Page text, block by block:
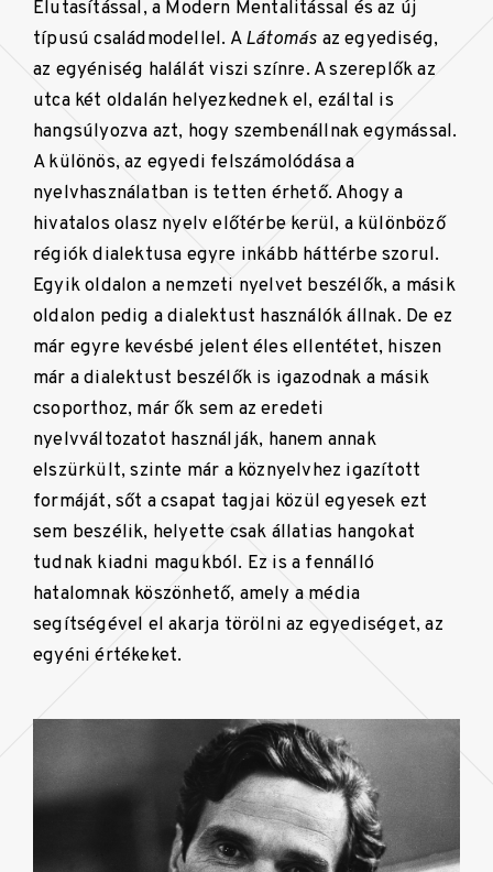
Elutasítással, a Modern Mentalitással és az új
típusú családmodellel. ALátomás az egyediség,
az egyéniség halálát viszi színre. A szereplők az
utca két oldalán helyezkednek el, ezáltal is
hangsúlyozva azt, hogy szembenállnak egymással.
A különös, az egyedi felszámolódása a
nyelvhasználatban is tetten érhető. Ahogy a
hivatalos olasz nyelv előtérbe kerül, a különböző
régiók dialektusa egyre inkább háttérbe szorul.
Egyik oldalon a nemzeti nyelvet beszélők, a másik
oldalon pedig a dialektust használók állnak. De ez
már egyre kevésbé jelent éles ellentétet, hiszen
már a dialektust beszélők is igazodnak a másik
csoporthoz, már ők sem az eredeti
nyelvváltozatot használják, hanem annak
elszürkült, szinte már a köznyelvhez igazított
formáját, sőt a csapat tagjai közül egyesek ezt
sem beszélik, helyette csak állatias hangokat
tudnak kiadni magukból. Ez is a fennálló
hatalomnak köszönhető, amely a média
segítségével el akarja törölni az egyediséget, az
egyéni értékeket.